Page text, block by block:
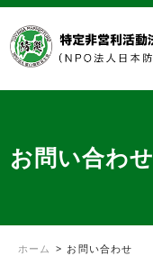
お問い合わせ
ホーム > お問い合わせ